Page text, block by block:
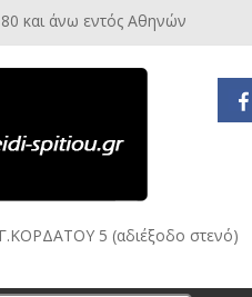
και άνω εντός Αθηνών
5 (αδιέξοδο στενό)